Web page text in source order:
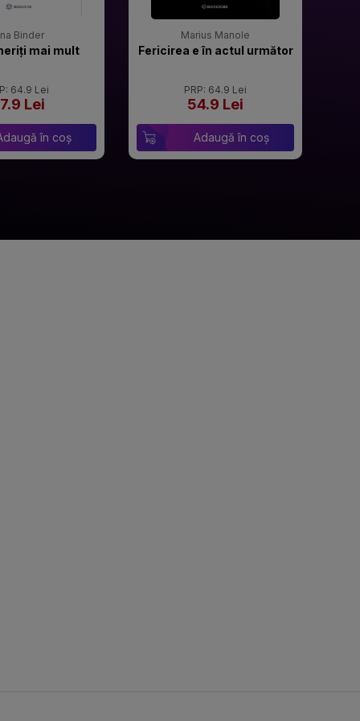
Binder
mai mult
64.9 Lei
Lei
în coș
Marius Manole
Fericirea e în actul următor
PRP: 64.9 Lei
54.9 Lei
Adaugă în coș